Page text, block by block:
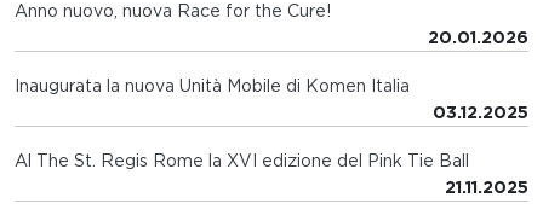
Anno nuovo, nuova Race for the Cure!
20.01.2026
Inaugurata la nuova Unità Mobile di Komen Italia
03.12.2025
Al The St. Regis Rome la XVI edizione del Pink Tie Ball
21.11.2025